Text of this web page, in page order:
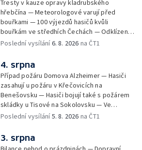
Tresty v kauze opravy kladrubského
hřebčína — Meteorologové varují před
bouřkami — 100 výjezdů hasičů kvůli
bouřkám ve středhích Čechách — Odklízení
škod po bouřkách — Hasiči likvidovali
Václavském náměstí — Necelý kilometr řeky
Otavy u šumavského Annína je téměř bez
vody — Pátrání po dvou mužích na jezeře
Most — Tábor pro děti odsouzených — Tábor
pomáhá dětem orientovat se na trhu práce
— Začal festival Brutal Assault — Cyklysta
spadl v Karlvoych Varech do řeky —
pastí na hmyz se chytají ptáci
Poslední vysílání6. 8. 2026 na ČT1
4. srpna
Případ požáru Domova Alzheimer — Hasiči
zasahují u požáru v Křečovicích na
Benešovsku — Hasiči bojují také s požárem
skládky u Tisové na Sokolovsku — Ve
Strážnici na Hodonínsku padl další teplotní
zřítil strop — Požár lesa u šumavských
Nezdic — Modernizace úseku dálnice D8 —
Poslední vysílání5. 8. 2026 na ČT1
3. srpna